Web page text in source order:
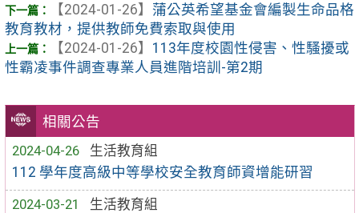
相關公告
2024-04-26
生活教育組
112 學年度高級中等學校安全教育師資增能研習
2024-03-21
生活教育組
【2024-01-26】 蒲公英希望基金會編製生命品格
教育教材，提供教師免費索取與使用
【2024-01-26】 113年度校園性侵害、性騷擾或
性霸凌事件調查專業人員進階培訓-第2期